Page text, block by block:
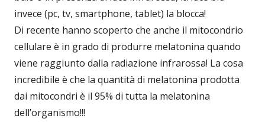
invece (pc, tv, smartphone, tablet) la blocca!
Di recente hanno scoperto che anche il mitocondrio
cellulare è in grado di produrre melatonina quando
viene raggiunto dalla radiazione infrarossa! La cosa
incredibile è che la quantità di melatonina prodotta
dai mitocondri è il 95% di tutta la melatonina
dell’organismo!!!